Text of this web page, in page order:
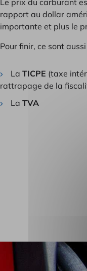
Le prix du carburant
rapport au dollar
importante et plus le
Pour finir, ce sont
La TICPE (taxe
rattrapage de la
La TVA